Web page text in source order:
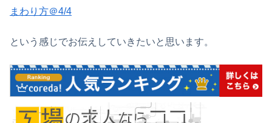
まわり方＠4/4
という感じでお伝えしていきたいと思います。